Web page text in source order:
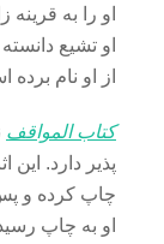
او را به
او تشیع
از او نام
کتاب المواقف
چاپ کرده و
او به چاپ